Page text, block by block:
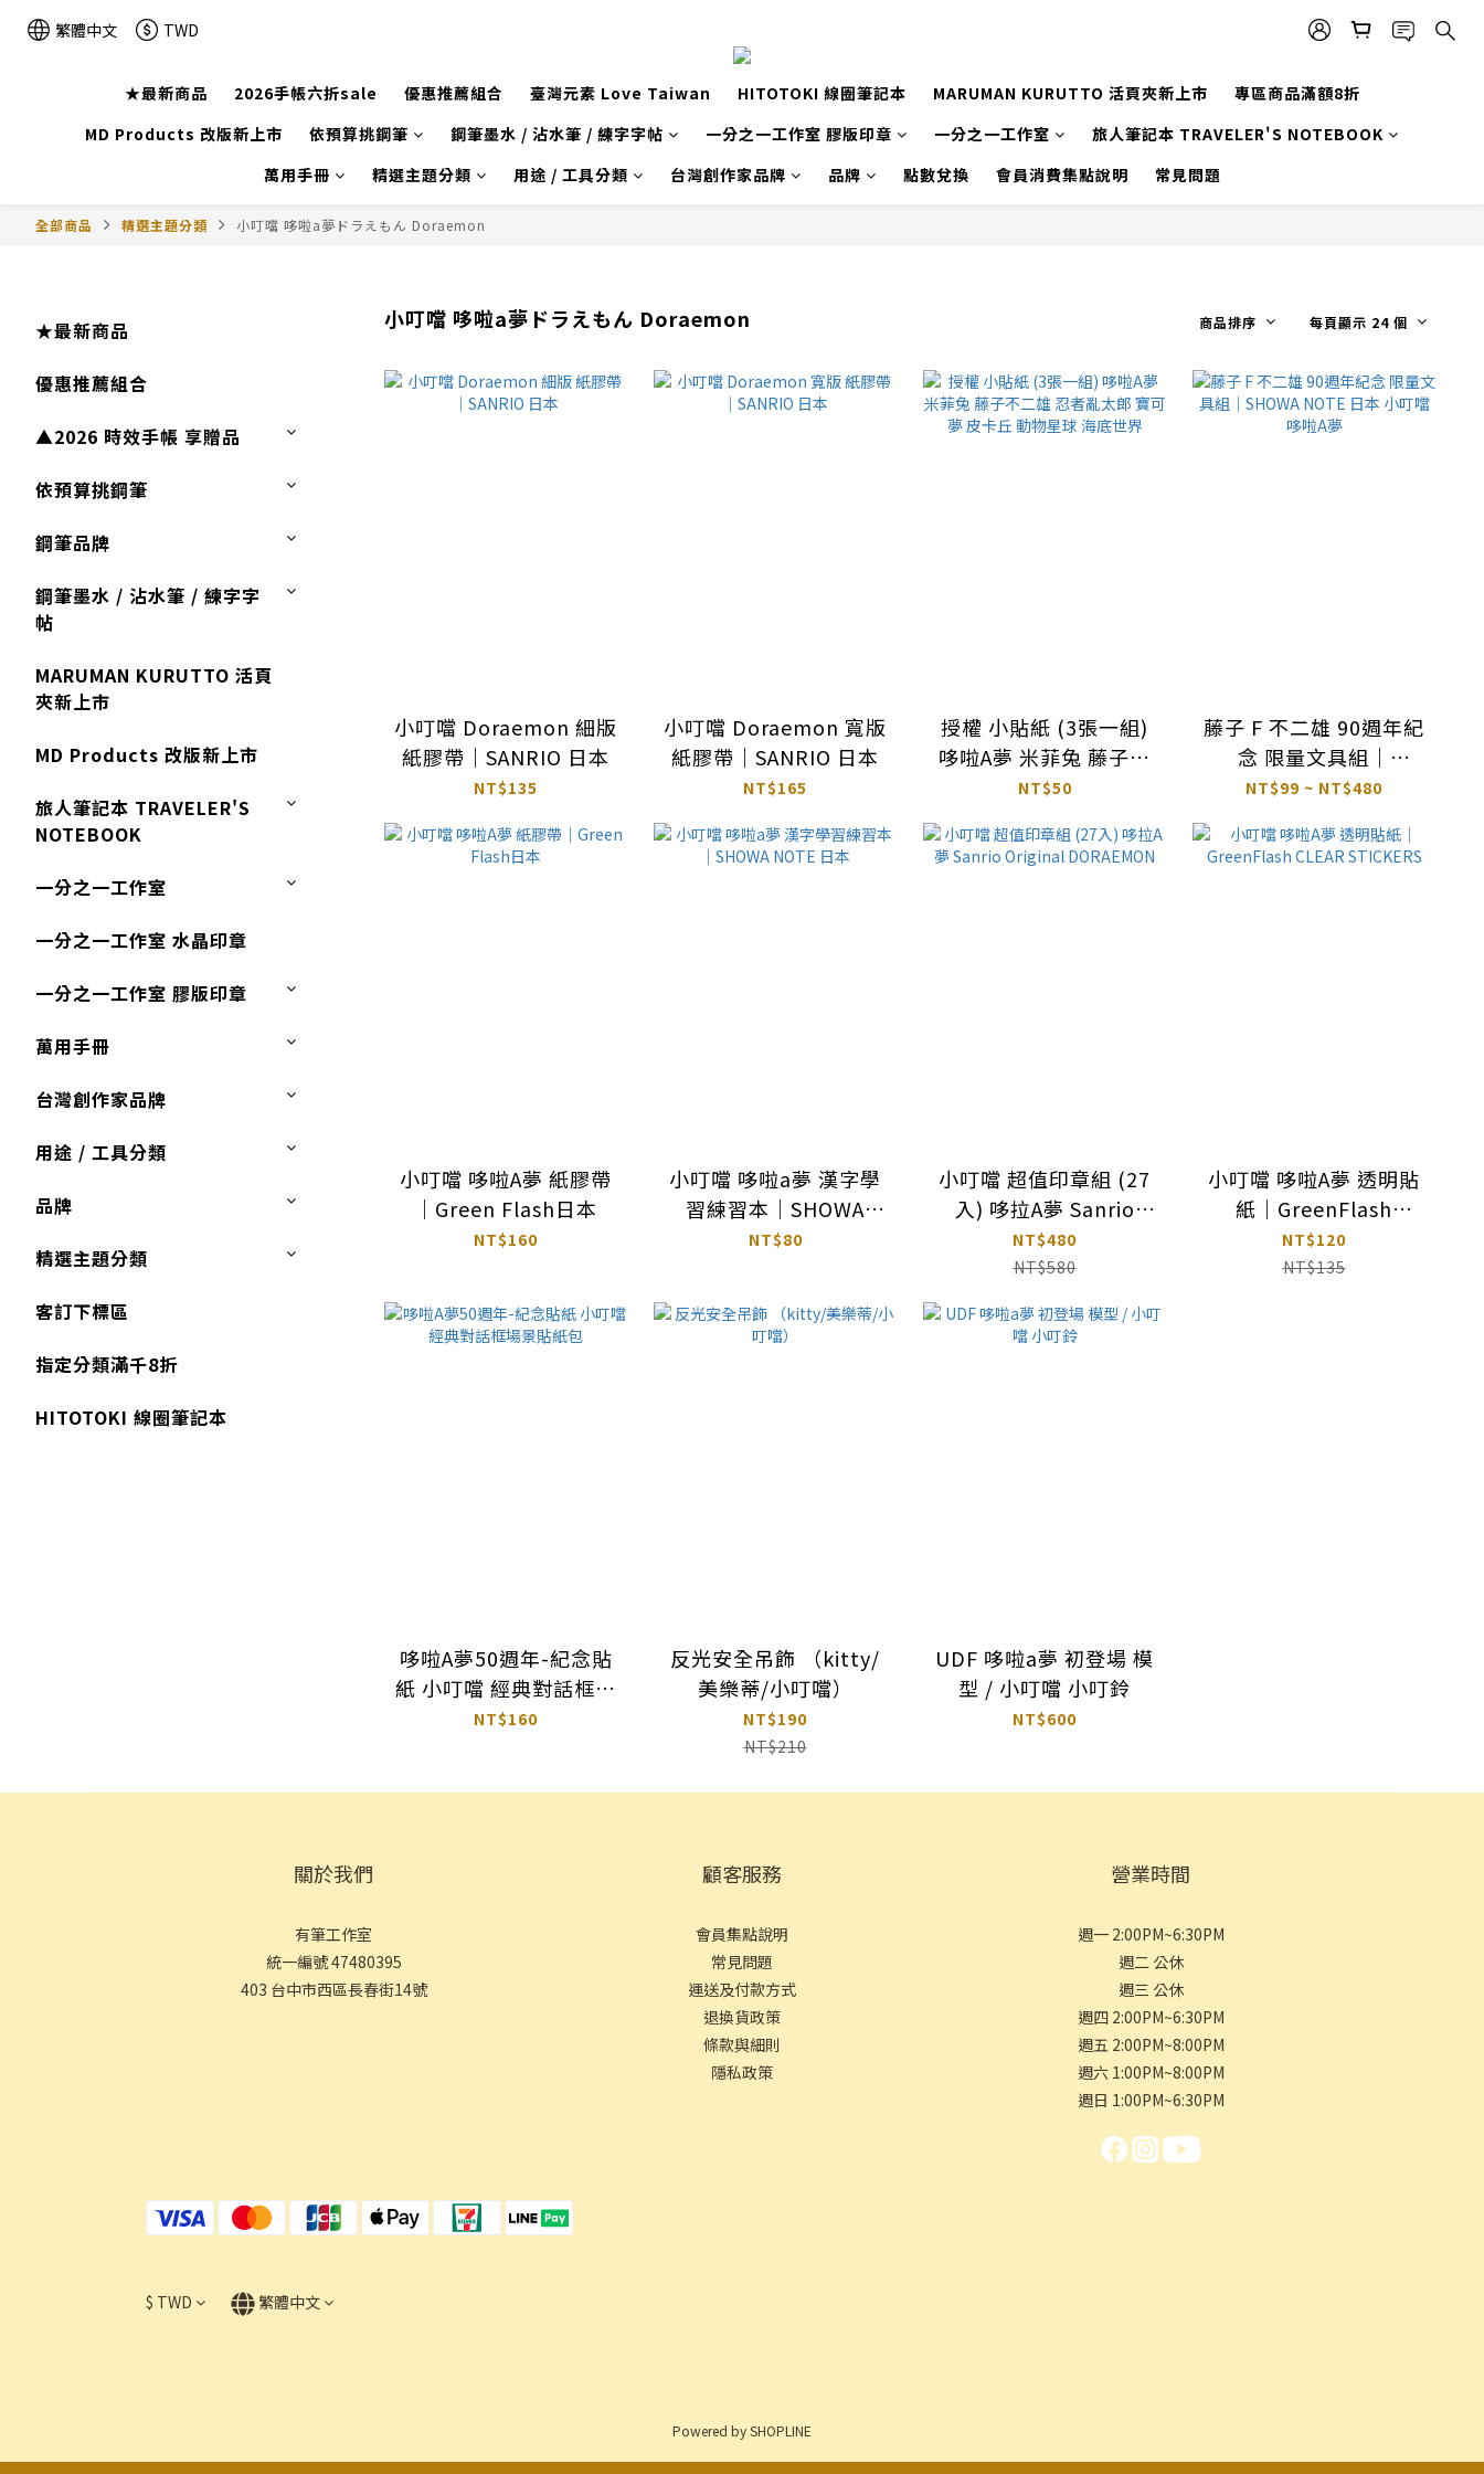
繁體中文 TWD
★最新商品 2026手帳六折sale 優惠推薦組合 臺灣元素 Love Taiwan HITOTOKI 線圈筆記本 MARUMAN KURUTTO 活頁夾新上市
專區商品滿額8折
MD Products 改版新上市
依預算挑鋼筆 鋼筆墨水 / 沾水筆 / 練字字帖 一分之一工作室 膠版印章 一分之一工作室
旅人筆記本 TRAVELER'S NOTEBOOK
萬用手冊
精選主題分類 用途 / 工具分類 台灣創作家品牌 品牌 點數兌換 會員消費集點說明 常見問題
全部商品 精選主題分類 小叮噹 哆啦a夢ドラえもん Doraemon
★最新商品
優惠推薦組合
▲2026 時效手帳 享贈品
依預算挑鋼筆
鋼筆品牌
鋼筆墨水 / 沾水筆 / 練字字
帖
MARUMAN KURUTTO 活頁
夾新上市
MD Products 改版新上市
旅人筆記本 TRAVELER'S
NOTEBOOK
一分之一工作室
一分之一工作室 水晶印章
一分之一工作室 膠版印章
萬用手冊
台灣創作家品牌
用途 / 工具分類
品牌
精選主題分類
客訂下標區
指定分類滿千8折
HITOTOKI 線圈筆記本
小叮噹 哆啦a夢ドラえもん Doraemon 商品排序 每頁顯示 24 個
小叮噹 Doraemon 細版
紙膠帶｜SANRIO 日本
NT$135
小叮噹 Doraemon 寬版
紙膠帶｜SANRIO 日本
NT$165
授權 小貼紙 (3張一組)
哆啦A夢 米菲兔 藤子不
皮卡丘 動物星球 海底世
界
NT$50
藤子 F 不二雄 90週年紀
念 限量文具組｜
SHOWA NOTE 日本 小
NT$99 ~ NT$480
小叮噹 哆啦A夢 紙膠帶
｜Green Flash日本
NT$160
小叮噹 哆啦a夢 漢字學
習練習本｜SHOWA
NOTE 日本
NT$80
小叮噹 超值印章組 (27
入) 哆拉A夢 Sanrio
Original DORAEMON
NT$480
NT$580
小叮噹 哆啦A夢 透明貼
紙｜GreenFlash
CLEAR STICKERS
NT$120
NT$135
哆啦A夢50週年-紀念貼
紙 小叮噹 經典對話框場
景貼紙包
NT$160
反光安全吊飾 （kitty/
美樂蒂/小叮噹）
NT$190
NT$210
UDF 哆啦a夢 初登場 模
型 / 小叮噹 小叮鈴
NT$600
關於我們
有筆工作室
統一編號 47480395
403 台中市西區長春街14號
顧客服務
會員集點說明
常見問題
運送及付款方式
退換貨政策
條款與細則
隱私政策
營業時間
週一 2:00PM~6:30PM
週二 公休
週三 公休
週四 2:00PM~6:30PM
週五 2:00PM~8:00PM
週六 1:00PM~8:00PM
週日 1:00PM~6:30PM
$ TWD 繁體中文
Powered by SHOPLINE